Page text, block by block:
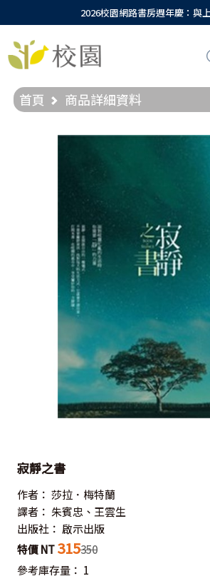
2026校園網路書房週年慶：與
首頁 商品詳細資料
寂靜之書
作者： 莎拉．梅特蘭
譯者： 朱賓忠、王雲生
出版社： 啟示出版
特價 NT 315350
參考庫存量： 1